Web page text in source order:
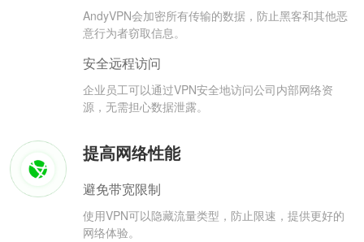
AndyVPN会加密所有传输的数据，防止黑客和其他恶
意行为者窃取信息。
安全远程访问
企业员工可以通过VPN安全地访问公司内部网络资
源，无需担心数据泄露。
提高网络性能
避免带宽限制
使用VPN可以隐藏流量类型，防止限速，提供更好的
网络体验。